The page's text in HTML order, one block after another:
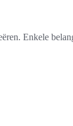
Enkele